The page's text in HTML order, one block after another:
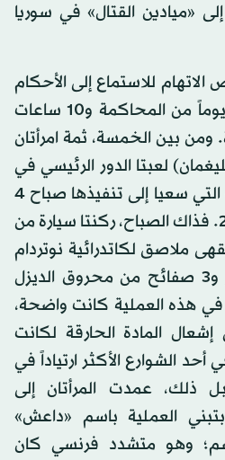
«ميادين القتال» في سوريا
قفص الاتهام للاستماع إلى الأحكام
الصادرة بحقهن بعد 16 يوماً من المحاكمة و10 ساعات
ومن بين الخمسة، ثمة امرأتان
لعبتا الدور الرئيسي في
العملية الإرهابية الفاشلة التي سعيا إلى تنفيذها صباح 4
سبتمبر (أيلول) عام 2016. فذاك الصباح، ركنتا سيارة من
ملاصق لكاتدرائية نوتردام
معبأة بـ7 أسطوانات غاز و3 صفائح من محروق الديزل
في هذه العملية كانت واضحة،
المادة الحارقة لكانت
الشوارع الأكثر ارتياداً في
ذلك، عمدت المرأتان إلى
العملية باسم «داعش»
وهو متشدد فرنسي كان